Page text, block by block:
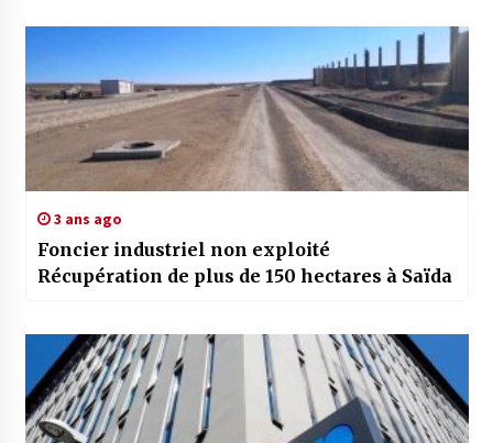
3 ans ago
Foncier industriel non exploité
Récupération de plus de 150 hectares à Saïda